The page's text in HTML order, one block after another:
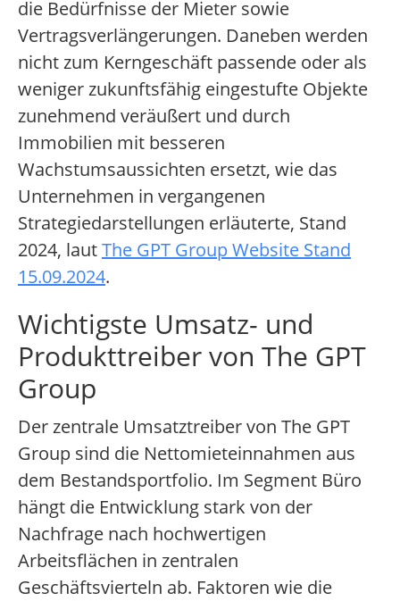
die Bedürfnisse der Mieter sowie
Vertragsverlängerungen. Daneben werden
nicht zum Kerngeschäft passende oder als
weniger zukunftsfähig eingestufte Objekte
zunehmend veräußert und durch
Immobilien mit besseren
Wachstumsaussichten ersetzt, wie das
Unternehmen in vergangenen
Strategiedarstellungen erläuterte, Stand
2024, lautThe GPT Group Website Stand
15.09.2024.
Wichtigste Umsatz- und
Produkttreiber von The GPT
Group
Der zentrale Umsatztreiber von The GPT
Group sind die Nettomieteinnahmen aus
dem Bestandsportfolio. Im Segment Büro
hängt die Entwicklung stark von der
Nachfrage nach hochwertigen
Arbeitsflächen in zentralen
Geschäftsvierteln ab. Faktoren wie die